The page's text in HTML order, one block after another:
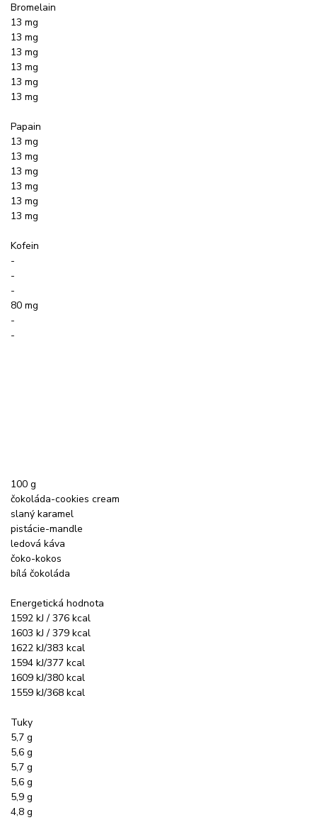
Bromelain
13 mg
13 mg
13 mg
13 mg
13 mg
13 mg
Papain
13 mg
13 mg
13 mg
13 mg
13 mg
13 mg
Kofein
-
-
-
80 mg
-
-
100 g
čokoláda-cookies cream
slaný karamel
pistácie-mandle
ledová káva
čoko-kokos
bílá čokoláda
Energetická hodnota
1592 kJ / 376 kcal
1603 kJ / 379 kcal
1622 kJ/383 kcal
1594 kJ/377 kcal
1609 kJ/380 kcal
1559 kJ/368 kcal
Tuky
5,7 g
5,6 g
5,7 g
5,6 g
5,9 g
4,8 g